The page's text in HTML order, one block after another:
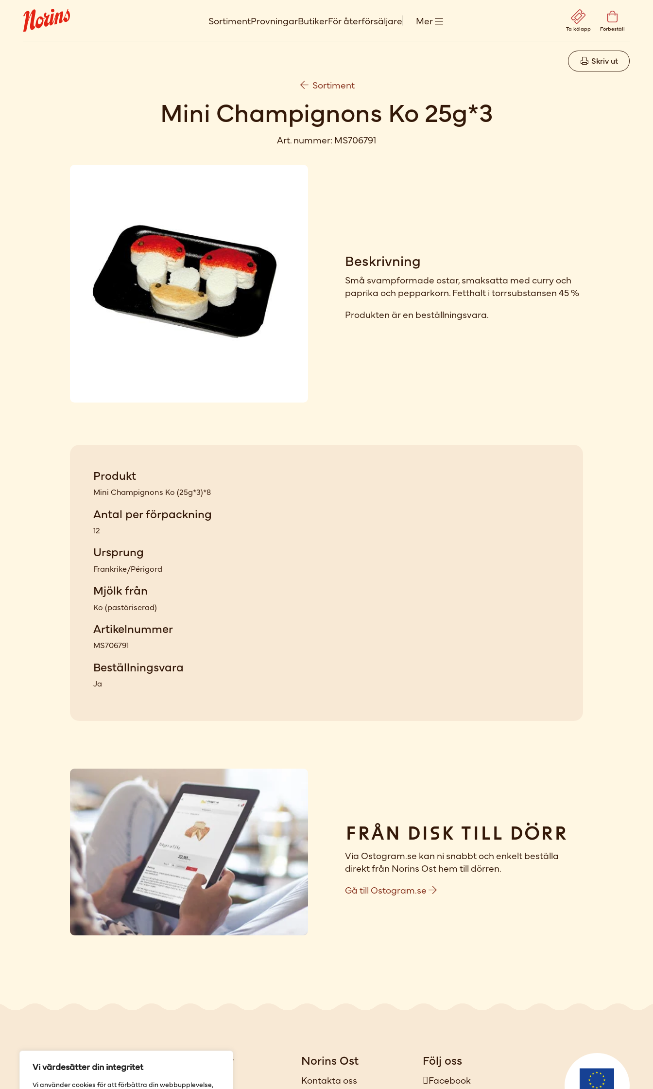
Vi värdesätter din integritet
Vi använder cookies för att förbättra din webbupplevelse,
SortimentProvningarButikerFör återförsäljare Mer
Ta kölapp Förbeställ
Skriv ut
Sortiment
Mini Champignons Ko 25g*3
Art. nummer: MS706791
Beskrivning
Små svampformade ostar, smaksatta med curry och
paprika och pepparkorn. Fetthalt i torrsubstansen 45 %
Produkten är en beställningsvara.
Produkt
Mini Champignons Ko (25g*3)*8
Antal per förpackning
12
Ursprung
Frankrike/Périgord
Mjölk från
Ko (pastöriserad)
Artikelnummer
MS706791
Beställningsvara
Ja
Från disk till dörr
Via Ostogram.se kan ni snabbt och enkelt beställa
direkt från Norins Ost hem till dörren.
Gå till Ostogram.se
Genvägar
Våra butiker
Norins Ost
Kontakta oss
Följ oss
Facebook